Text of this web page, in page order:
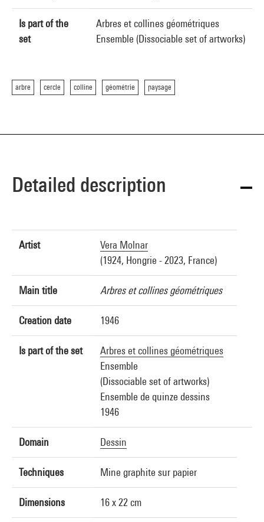
Is part of the
set
Arbres et collines géométriques
Ensemble (Dissociable set of artworks)
arbre cercle colline géométrie paysage
Detailed description
Artist
Vera Molnar
(1924, Hongrie - 2023, France)
Main title Arbres et collines géométriques
Creation date 1946
Is part of the set
Arbres et collines géométriques
Ensemble
(Dissociable set of artworks)
Ensemble de quinze dessins
1946
Domain Dessin
Techniques Mine graphite sur papier
Dimensions 16 x 22 cm